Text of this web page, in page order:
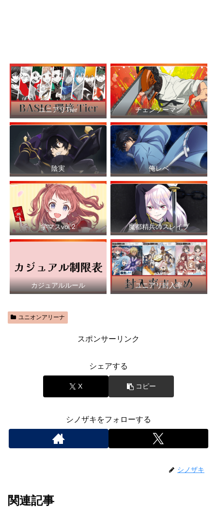
ユニアリTier チェンソーマン
陰実 俺レベ
学マスvol.2 魔都精兵のスレイブ
カジュアルルール ユニアリ封入率
ユニオンアリーナ
スポンサーリンク
シェアする
X コピー
シノザキをフォローする
シノザキ
関連記事